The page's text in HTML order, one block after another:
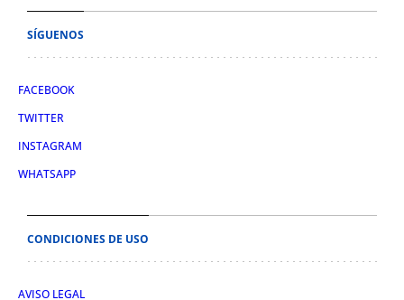
SÍGUENOS
FACEBOOK
TWITTER
INSTAGRAM
WHATSAPP
CONDICIONES DE USO
AVISO LEGAL